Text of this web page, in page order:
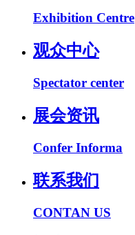
Exhibition Centre
观众中心
Spectator center
展会资讯
Confer Informa
联系我们
CONTAN US